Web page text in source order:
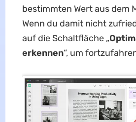
bestimmten Wert aus dem
Wenn du damit nicht
auf die Schaltfläche „
erkennen“, um